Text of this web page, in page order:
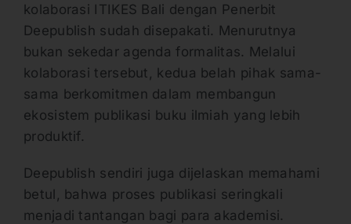
kolaborasi ITIKES Bali dengan Penerbit
Deepublish sudah disepakati. Menurutnya
bukan sekedar agenda formalitas. Melalui
kolaborasi tersebut, kedua belah pihak sama-
sama berkomitmen dalam membangun
ekosistem publikasi buku ilmiah yang lebih
produktif.
Deepublish sendiri juga dijelaskan memahami
betul, bahwa proses publikasi seringkali
menjadi tantangan bagi para akademisi.